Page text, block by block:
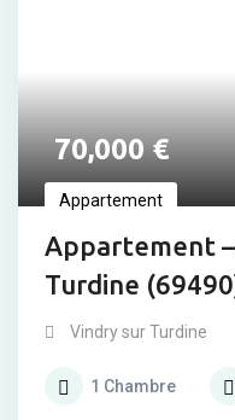
70,000€
Appartement
Appartement
Turdine
Vindry sur Turdine
1 Chambre